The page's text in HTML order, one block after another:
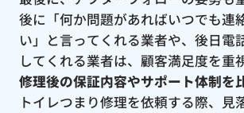
後に「何か問題があればいつでも連
い」と言ってくれる業者や、後日電
してくれる業者は、顧客満足度を重
修理後の保証内容やサポート体制を
トイレつまり修理を依頼する際、見